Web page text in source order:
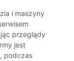
i maszyny
przeglądy
jest
podczas